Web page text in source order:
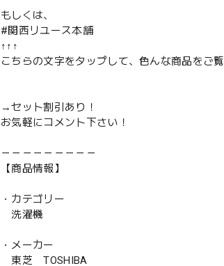
もしくは、
#関西リユース本舗
↑↑↑
こちらの文字をタップして、色んな商品をご
→セット割引あり！
お気軽にコメント下さい！
－－－－－－－－－
【商品情報】
・カテゴリー
洗濯機
・メーカー
東芝 TOSHIBA